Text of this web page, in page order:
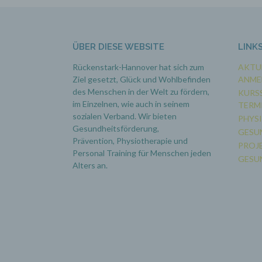
ÜBER DIESE WEBSITE
Rückenstark-Hannover hat sich zum
Ziel gesetzt, Glück und Wohlbefinden
des Menschen in der Welt zu fördern,
im Einzelnen, wie auch in seinem
sozialen Verband. Wir bieten
Gesundheitsförderung,
Prävention, Physiotherapie und
Personal Training für Menschen jeden
Alters an.